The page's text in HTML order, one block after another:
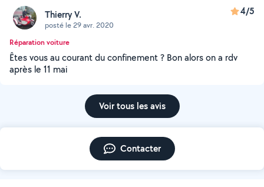
Thierry V.
posté le 29 avr. 2020
4/5
Réparation voiture
Êtes vous au courant du confinement ? Bon alors on a rdv
après le 11 mai
Voir tous les avis
Contacter